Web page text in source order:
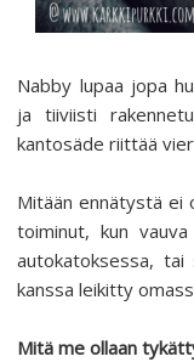
Nabby lupaa jopa
ja tiiviisti
kantosäde riittää
Mitään ennätystä ei
toiminut, kun
autokatoksessa, tai
kanssa leikitty
Mitä me ollaan